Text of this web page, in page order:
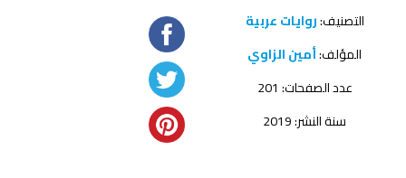
التصنيف:روايات عربية
المؤلف:أمين الزاوي
عدد الصفحات: 201
سنة النشر: 2019